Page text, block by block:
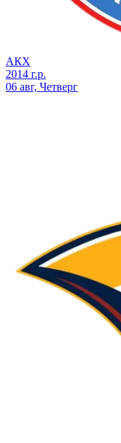
АКХ
2014 г.р.
06 авг, Четверг